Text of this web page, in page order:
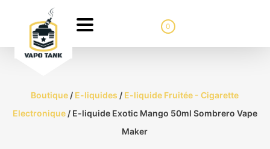
0
Boutique / E-liquides / E-liquide Fruitée - Cigarette
Electronique/ E-liquide Exotic Mango 50ml Sombrero Vape
Maker